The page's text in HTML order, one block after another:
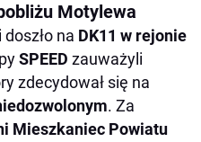
Motylewa
na DK11 w rejonie
SPEED zauważyli
zdecydował się na
. Za
Mieszkaniec Powiatu